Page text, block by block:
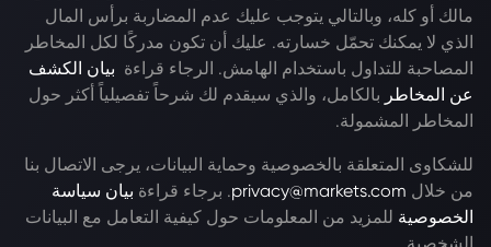
مالك أو كله، وبالتالي يتوجب عليك عدم المضاربة برأس المال
الذي لا يمكنك تحمّل خسارته. عليك أن تكون مدركًا لكل المخاطر
المصاحبة للتداول باستخدام الهامش. الرجاء قراءة بيان الكشف
عن المخاطر بالكامل، والذي سيقدم لك شرحاً تفصيلياً أكثر حول
المخاطر المشمولة.
للشكاوى المتعلقة بالخصوصية وحماية البيانات، يرجى الاتصال بنا
من خلال privacy@markets.com. برجاء قراءة بيان سياسة
الخصوصية للمزيد من المعلومات حول كيفية التعامل مع البيانات